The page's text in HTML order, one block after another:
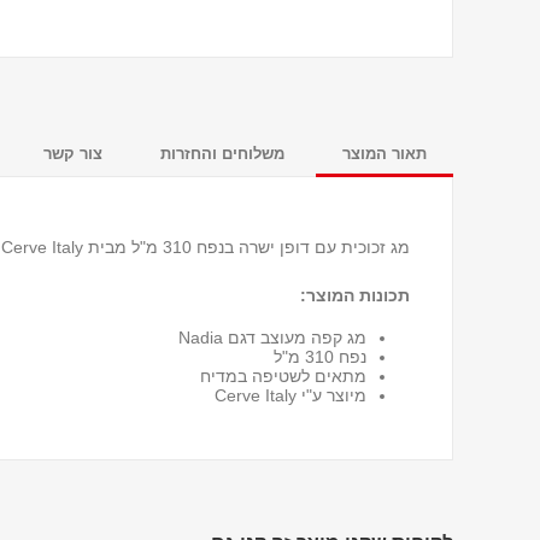
תאור המוצר משלוחים והחזרות צור קשר
מג זכוכית עם דופן ישרה בנפח 310 מ"ל מבית Cerve Italy
תכונות המוצר:
מג קפה מעוצב דגם Nadia
נפח 310 מ"ל
מתאים לשטיפה במדיח
מיוצר ע"י Cerve Italy